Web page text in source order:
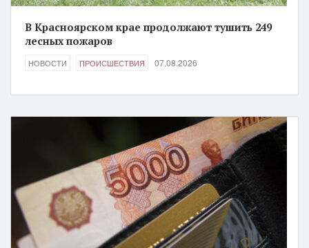
В Красноярском крае продолжают тушить 249
лесных пожаров
НОВОСТИ ПРОИСШЕСТВИЯ 07.08.2026